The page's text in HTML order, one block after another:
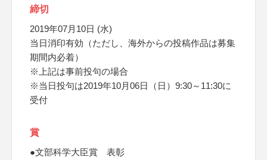
締切
2019年07月10日 (水)
当日消印有効（ただし、海外からの投稿作品は募集
期間内必着）
※上記は事前投句の場合
※当日投句は2019年10月06日（日）9:30～11:30に
受付
賞
●文部科学大臣賞 表彰